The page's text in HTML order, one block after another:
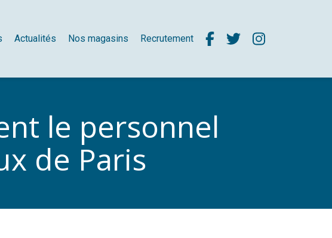
Actualités Nos magasins Recrutement
le personnel
de Paris